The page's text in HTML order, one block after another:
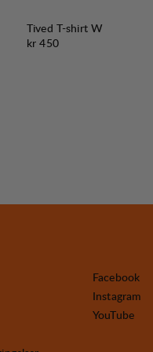
Tived T-shirt W
Pris:
kr 450
Facebook
Instagram
YouTube